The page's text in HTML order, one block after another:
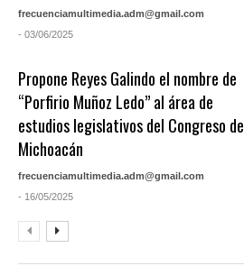
frecuenciamultimedia.adm@gmail.com
- 03/06/2025
Propone Reyes Galindo el nombre de
“Porfirio Muñoz Ledo” al área de
estudios legislativos del Congreso de
Michoacán
frecuenciamultimedia.adm@gmail.com
- 16/05/2025